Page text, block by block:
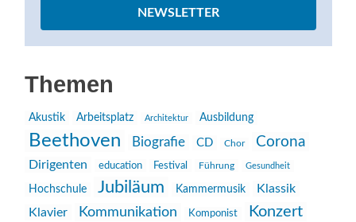
NEWSLETTER
Themen
Akustik Arbeitsplatz Architektur Ausbildung
Beethoven Biografie CD Chor Corona
Dirigenten education Festival Führung Gesundheit
Hochschule Jubiläum Kammermusik
Klassik
Klavier
Kommunikation Komponist Konzert